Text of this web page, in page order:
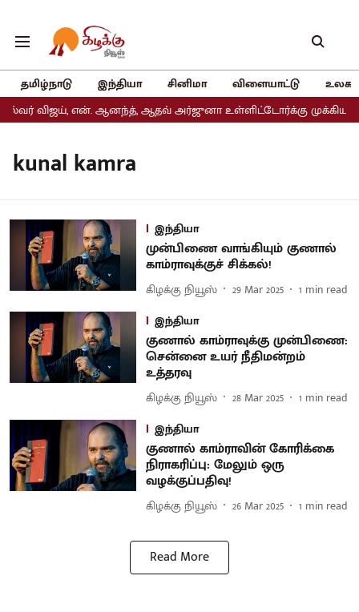
தமிழ்நாடு இந்தியா சினிமா விளையாட்டு
விஜய், என். ஆனந்த், ஆதவ் அர்ஜுனா உள்ளிட்டோர்க்கு முக்கிய
kunal kamra
இந்தியா
முன்பிணை வாங்கியும் குணால்
காம்ராவுக்குச் சிக்கல்!
கிழக்கு நியூஸ் 29 Mar 2025 1 min read
இந்தியா
குணால் காம்ராவுக்கு முன்பிணை:
சென்னை உயர் நீதிமன்றம்
உத்தரவு
கிழக்கு நியூஸ் 28 Mar 2025 1 min read
இந்தியா
குணால் காம்ராவின் கோரிக்கை
நிராகரிப்பு: மேலும் ஒரு
வழக்குப்பதிவு!
கிழக்கு நியூஸ் 26 Mar 2025 1 min read
Read More